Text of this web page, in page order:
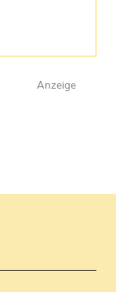
Anzeige